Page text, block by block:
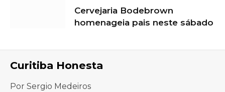
Cervejaria Bodebrown
homenageia pais neste sábado
Curitiba Honesta
Por Sergio Medeiros